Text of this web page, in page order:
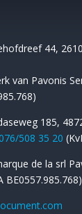
44,
van Pavonis
185,
508 35 20
de la srl
BE0557.985.768)